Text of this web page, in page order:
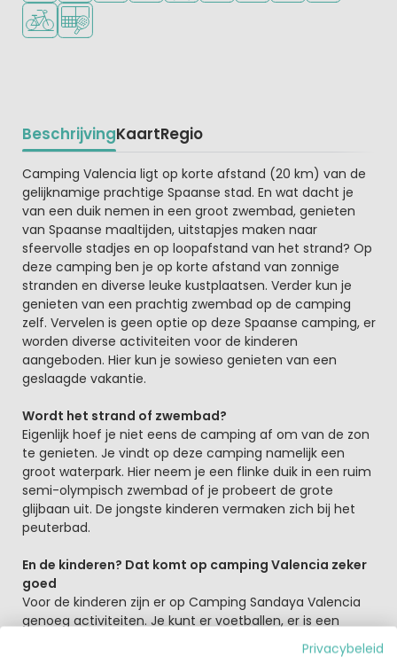
Fietsverhuur
Padelbaan
BeschrijvingKaartRegio
Beschrijving
Camping Valencia ligt op korte afstand (20 km) van de
gelijknamige prachtige Spaanse stad. En wat dacht je
van een duik nemen in een groot zwembad, genieten
van Spaanse maaltijden, uitstapjes maken naar
sfeervolle stadjes en op loopafstand van het strand? Op
deze camping ben je op korte afstand van zonnige
stranden en diverse leuke kustplaatsen. Verder kun je
genieten van een prachtig zwembad op de camping
zelf. Vervelen is geen optie op deze Spaanse camping, er
worden diverse activiteiten voor de kinderen
aangeboden. Hier kun je sowieso genieten van een
geslaagde vakantie.
Wordt het strand of zwembad?
Eigenlijk hoef je niet eens de camping af om van de zon
te genieten. Je vindt op deze camping namelijk een
groot waterpark. Hier neem je een flinke duik in een ruim
semi-olympisch zwembad of je probeert de grote
glijbaan uit. De jongste kinderen vermaken zich bij het
peuterbad.
En de kinderen? Dat komt op camping Valencia zeker
goed
Voor de kinderen zijn er op Camping Sandaya Valencia
genoeg activiteiten. Je kunt er voetballen, er is een
speelweide en een springkasteel. Verder is er ook nog
Privacybeleid